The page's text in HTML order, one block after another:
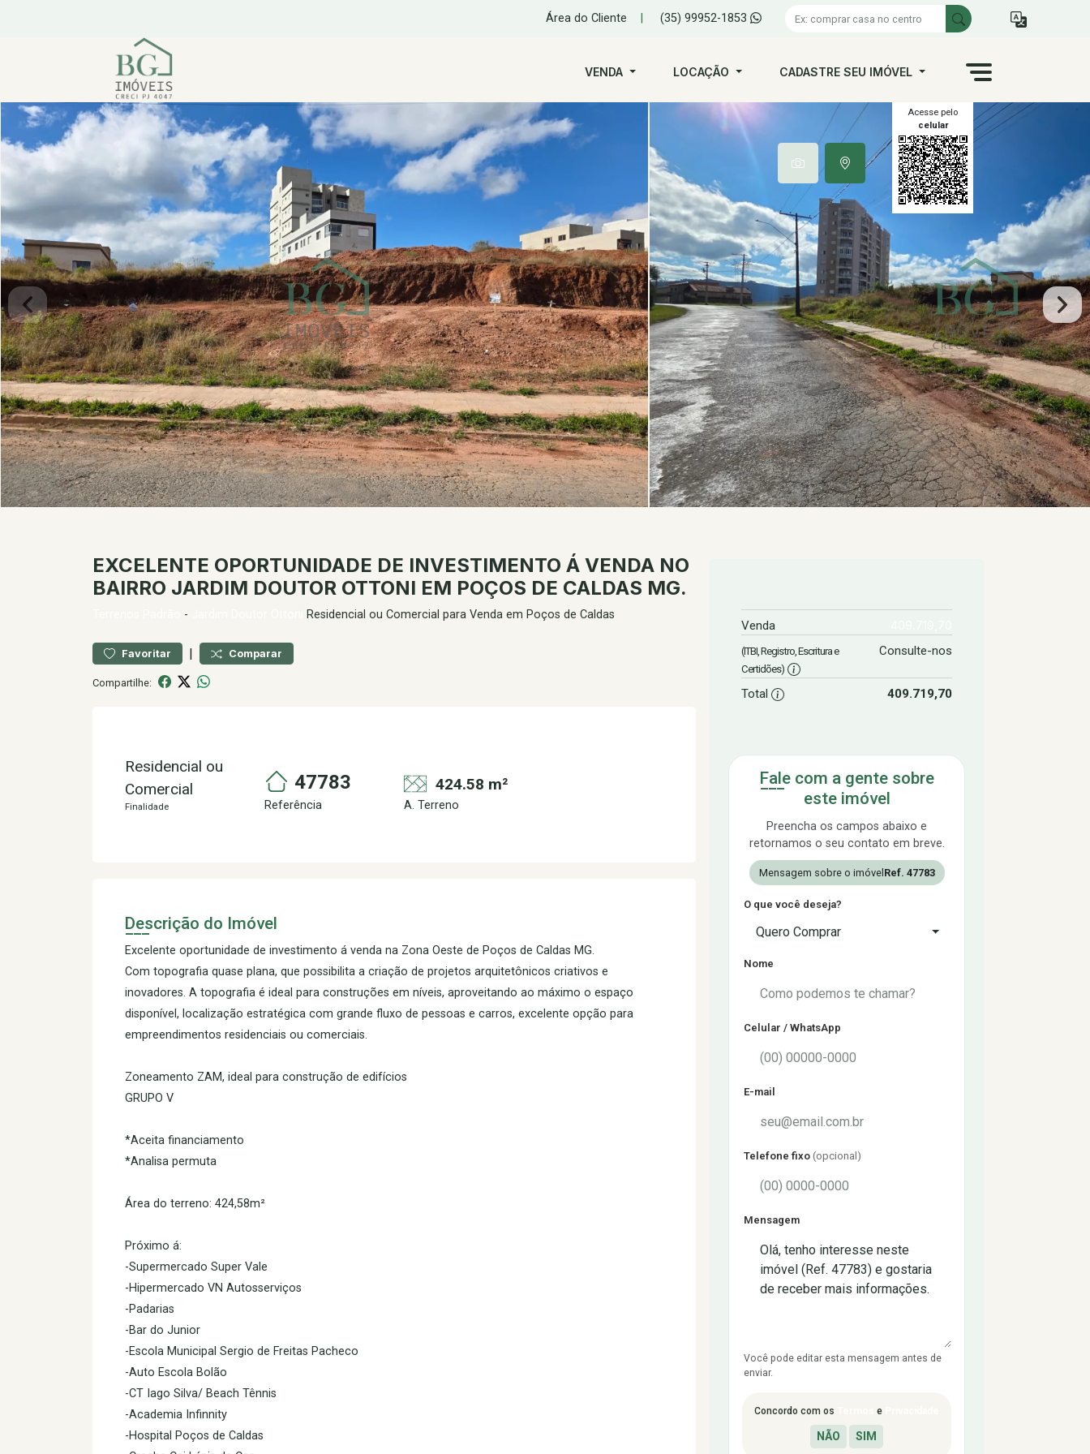
Área do Cliente (35) 99952-1853
VENDA LOCAÇÃO CADASTRE SEU IMÓVEL
Acesse pelo
celular
EXCELENTE OPORTUNIDADE DE INVESTIMENTO Á VENDA NO
BAIRRO JARDIM DOUTOR OTTONI EM POÇOS DE CALDAS MG.
- Residencial ou Comercial para Venda em Poços de Caldas
Favoritar | Comparar
Compartilhe:
Residencial ou
Comercial
Finalidade
47783
Referência
424.58 m²
A. Terreno
Descrição do Imóvel
Excelente oportunidade de investimento á venda na Zona Oeste de Poços de Caldas MG.
Com topografia quase plana, que possibilita a criação de projetos arquitetônicos criativos e
inovadores. A topografia é ideal para construções em níveis, aproveitando ao máximo o espaço
disponível, localização estratégica com grande fluxo de pessoas e carros, excelente opção para
empreendimentos residenciais ou comerciais.
Zoneamento ZAM, ideal para construção de edifícios
GRUPO V
*Aceita financiamento
*Analisa permuta
Área do terreno: 424,58m²
Próximo á:
-Supermercado Super Vale
-Hipermercado VN Autosserviços
-Padarias
-Bar do Junior
-Escola Municipal Sergio de Freitas Pacheco
-Auto Escola Bolão
-CT Iago Silva/ Beach Tênnis
-Academia Infinnity
-Hospital Poços de Caldas
Venda
(ITBI, Registro, Escritura e
Certidões)
Consulte-nos
Total 409.719,70
Fale com a gente sobre
este imóvel
Preencha os campos abaixo e
retornamos o seu contato em breve.
Mensagem sobre o imóvel Ref. 47783
O que você deseja?
Quero Comprar
Nome
Celular / WhatsApp
E-mail
Telefone fixo (opcional)
Mensagem
Você pode editar esta mensagem antes de
enviar.
Concordo com os e